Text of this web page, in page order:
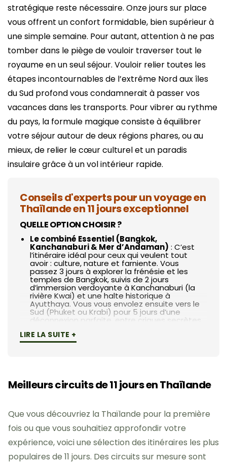
stratégique reste nécessaire. Onze jours sur place
vous offrent un confort formidable, bien supérieur à
une simple semaine. Pour autant, attention à ne pas
tomber dans le piège de vouloir traverser tout le
royaume en un seul séjour. Vouloir relier toutes les
étapes incontournables de l’extrême Nord aux îles
du Sud profond vous condamnerait à passer vos
vacances dans les transports. Pour vibrer au rythme
du pays, la formule magique consiste à équilibrer
votre séjour autour de deux régions phares, ou au
mieux, de relier le cœur culturel et un paradis
insulaire grâce à un vol intérieur rapide.
Conseils d'experts pour un voyage en
Thaïlande en 11 jours exceptionnel
QUELLE OPTION CHOISIR ?
Le combiné Essentiel (Bangkok,
Kanchanaburi & Mer d’Andaman) : C’est
l’itinéraire idéal pour ceux qui veulent tout
avoir : culture, nature et farniente. Vous
passez 3 jours à explorer la frénésie et les
temples de Bangkok, suivis de 2 jours
d’immersion verdoyante à Kanchanaburi (la
rivière Kwai) et une halte historique à
Ayutthaya. Vous vous envolez ensuite vers le
Sud (Phuket ou Krabi) pour 5 jours d’une
déconnexion parfaite, entre criques secrètes
Le Grand Tour du Nord Authentique
Chiang Mai et Chiang Rai. Vous profitez de vos
journées pour rencontrer des communautés
d’Or.
L’immersion Nature et Jungle Sauvage
(Khao Sok & les Îles) : Un circuit basé
exclusivement dans le Sud du pays. Vous
enfoncer dans la jungle millénaire du parc de
LIRE LA SUITE +
Meilleurs circuits de 11 jours en Thaïlande
Que vous découvriez la Thaïlande pour la première
fois ou que vous souhaitiez approfondir votre
expérience, voici une sélection des itinéraires les plus
populaires de 11 jours. Des circuits sur mesure sont